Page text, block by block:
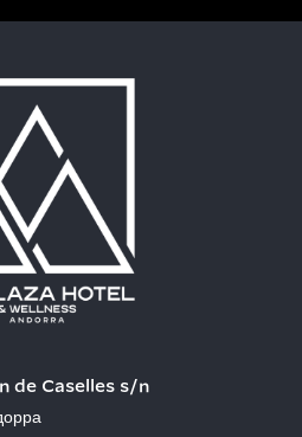
de Caselles s/n